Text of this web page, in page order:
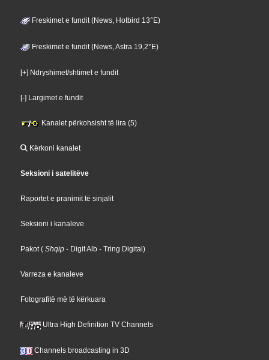
Freskimet e fundit (News, Hotbird 13°E)
Freskimet e fundit (News, Astra 19,2°E)
[+] Ndryshimet/shtimet e fundit
[-] Largimet e fundit
Kanalet përkohsisht të lira (5)
Kërkoni kanalet
Seksioni i satelitëve
Raportet e pranimit të sinjalit
Seksioni i kanaleve
Pakot( Shqip - Digit Alb - Tring Digital)
Varreza e kanaleve
Fotografitë më të kërkuara
Ultra High Definition TV Channels
Channels broadcasting in 3D